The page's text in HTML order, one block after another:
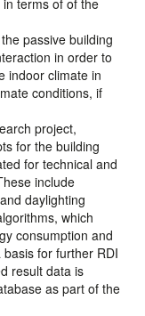
terms of of the
passive building
in order to
indoor climate in
conditions, if
project,
for the building
for technical and
include
daylighting
which
consumption and
for further RDI
result data is
as part of the